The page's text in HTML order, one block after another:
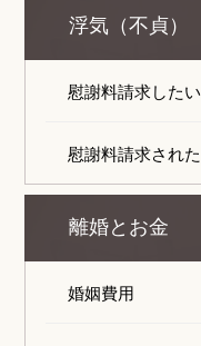
浮気（不貞）
慰謝料請求したい
慰謝料請求された
離婚とお金
婚姻費用